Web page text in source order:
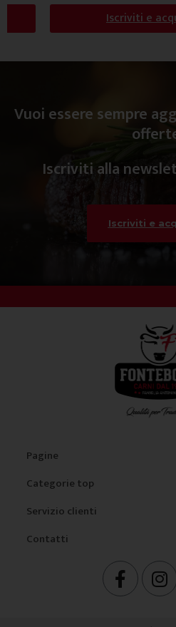
Iscriviti e
Vuoi essere sempre
Iscriviti alla
Iscriviti e
Pagine
Categorie top
Servizio clienti
Contatti
F
a
c
I
n
s